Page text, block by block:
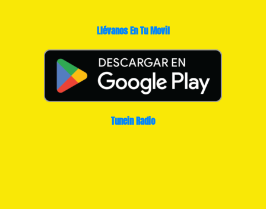
Llévanos En Tu Movil
Tunein Radio